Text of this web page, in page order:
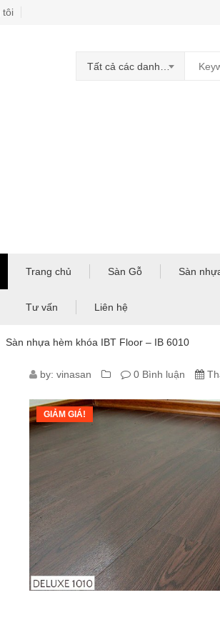
tôi
Tất cả các danh mục
Trang chủ Sàn Gỗ Sàn
Tư vấn Liên hệ
Sàn nhựa hèm khóa IBT Floor – IB 6010
SÀN
NHỰA
HÈM
KHÓA
IBT
FLOOR
–
IB
by: vinasan 0 Bình luận
GIẢM GIÁ!